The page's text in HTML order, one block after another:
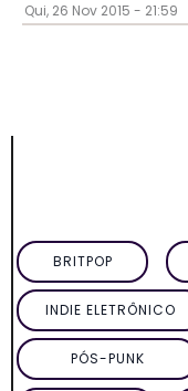
Qui, 26 Nov 2015 - 21:59
BRITPOP
INDIE ELETRÔNICO
PÓS-PUNK